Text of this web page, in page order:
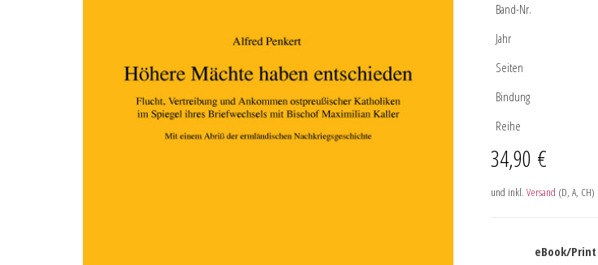
Band-Nr.
Jahr
Seiten
Bindung
Reihe
34,90 €
und inkl. Versand (D, A, CH)
eBook/Print